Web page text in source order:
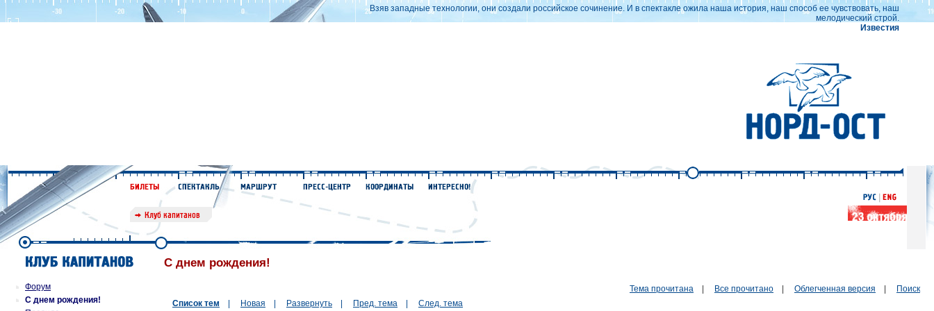
Взяв западные технологии, они создали российское сочинение. И в спектакле ожила наша история, наш способ ее чувствовать, наш
мелодический строй.
Известия
Форум
С днем рождения!
С днем рождения!
Тема прочитана Все прочитано Облегченная версия
Поиск
Список тем
Новая Развернуть Пред. тема
След. тема